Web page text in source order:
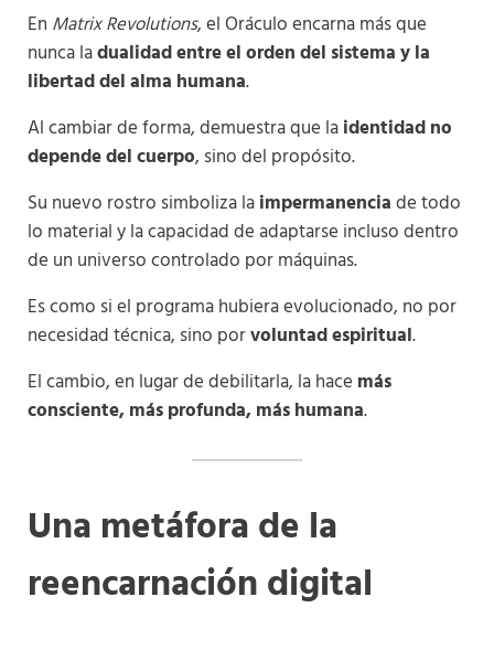
En Matrix Revolutions, el Oráculo encarna más que
nunca ladualidad entre el orden del sistema y la
libertad del alma humana.
Al cambiar de forma, demuestra que laidentidad no
depende del cuerpo, sino del propósito.
Su nuevo rostro simboliza laimpermanenciade todo
lo material y la capacidad de adaptarse incluso dentro
de un universo controlado por máquinas.
Es como si el programa hubiera evolucionado, no por
necesidad técnica, sino porvoluntad espiritual.
El cambio, en lugar de debilitarla, la hace más
consciente, más profunda, más humana.
Una metáfora de la
reencarnación digital